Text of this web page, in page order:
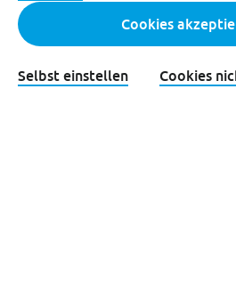
Brengis voor iedereen
Arnhem en Nijmegen.
Cookies
Selbst einstellen Cookies